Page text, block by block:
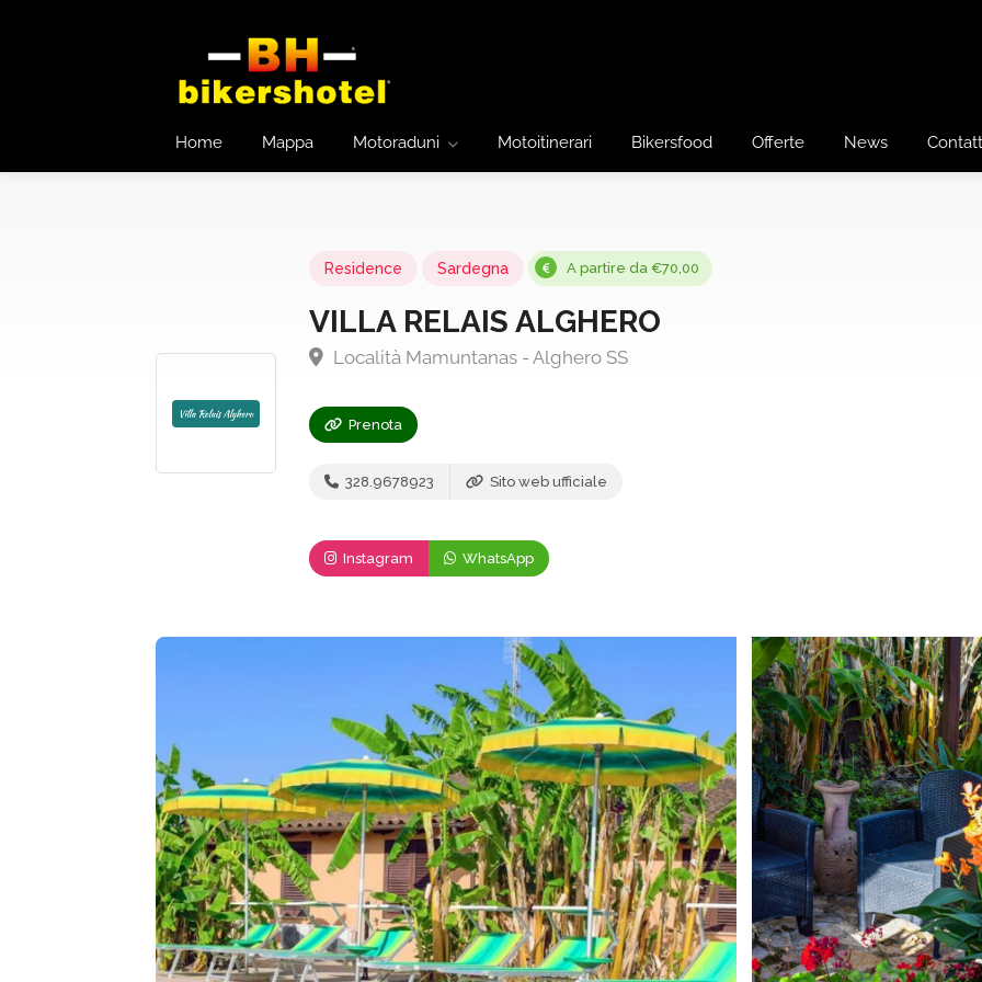
Home Mappa Motoraduni Motoitinerari Bikersfood Offerte News
Residence Sardegna A partire da €70,00
VILLA RELAIS ALGHERO
Località Mamuntanas - Alghero SS
Prenota
328.9678923 Sito web ufficiale
Instagram WhatsApp